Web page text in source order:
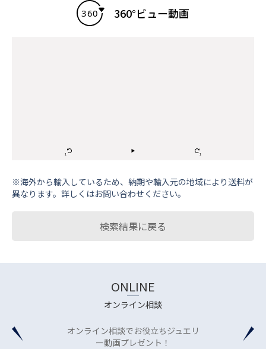
360°ビュー動画
※海外から輸⼊しているため、納期や輸⼊元の地域により送料が
異なります。詳しくはお問い合わせください。
検索結果に戻る
ONLINE
オンライン相談
オンライン相談でお役立ちジュエリ
ー動画プレゼント！